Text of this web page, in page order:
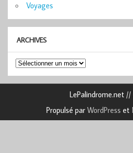
Voyages
ARCHIVES
Archives
LePalindrome.net //
Propulsé par WordPress et